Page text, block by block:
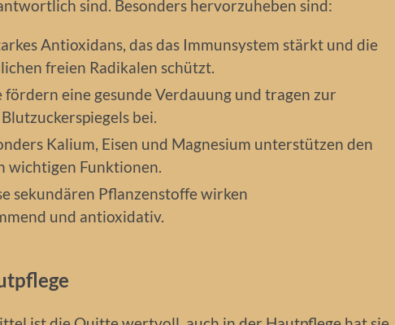
sind. Besonders hervorzuheben sind:
Antioxidans, das das Immunsystem stärkt und die
freien Radikalen schützt.
fördern eine gesunde Verdauung und tragen zur
bei.
Kalium, Eisen und Magnesium unterstützen den
wichtigen Funktionen.
sekundären Pflanzenstoffe wirken
und antioxidativ.